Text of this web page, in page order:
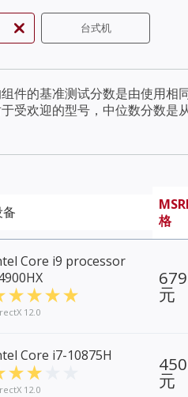
台式机
件的基准测试分数是由使用相
受欢迎的型号，中位数分数是
格
Core i9 processor
12.0
元
Core i7-10875H
12.0 元